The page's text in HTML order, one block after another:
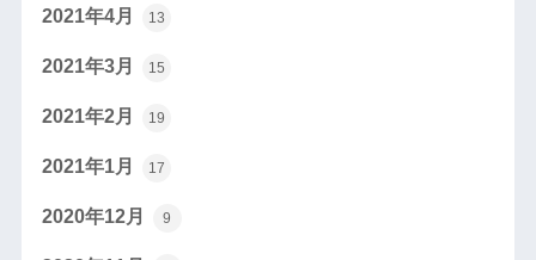
2021年4月 13
2021年3月 15
2021年2月 19
2021年1月 17
2020年12月 9